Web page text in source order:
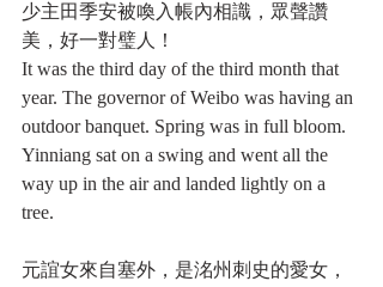
少主田季安被喚入帳內相識，眾聲讚
美，好一對璧人！
It was the third day of the third month that
year. The governor of Weibo was having an
outdoor banquet. Spring was in full bloom.
Yinniang sat on a swing and went all the
way up in the air and landed lightly on a
tree.
元誼女來自塞外，是洺州刺史的愛女，